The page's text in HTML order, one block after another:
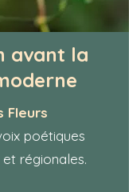
avant la
Fleurs
poétiques
régionales.